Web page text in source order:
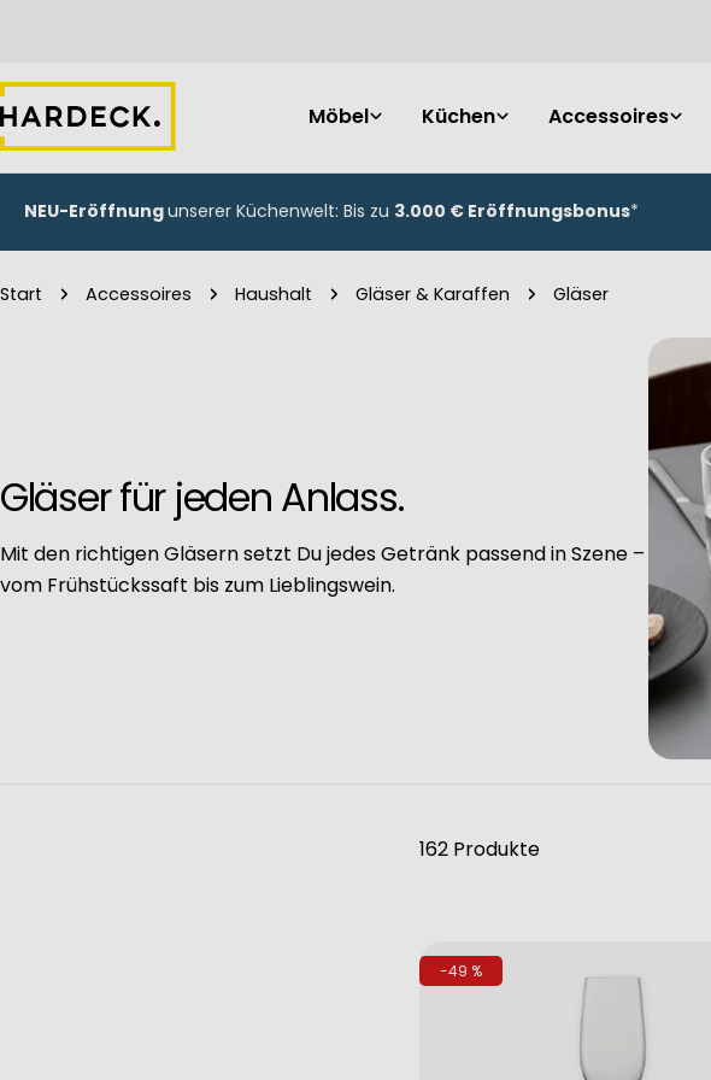
springen
Möbel Küchen Accessoires
NEU-Eröffnungunserer Küchenwelt: Bis zu 3.000 € Eröffnungsbonus*
Start Accessoires Haushalt Gläser & Karaffen Gläser
Gläser für jeden Anlass.
Mit den richtigen Gläsern setzt Du jedes Getränk passend in Szene –
vom Frühstückssaft bis zum Lieblingswein.
162 Produkte
-49 %